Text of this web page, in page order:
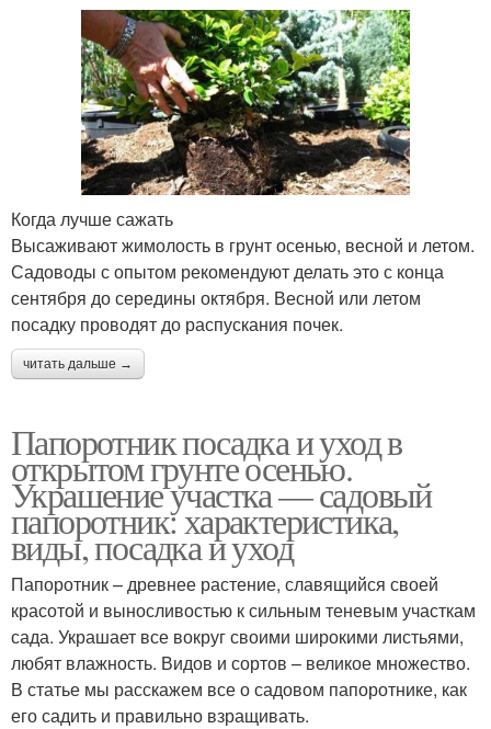
Когда лучше сажать
Высаживают жимолость в грунт осенью, весной и летом.
Садоводы с опытом рекомендуют делать это с конца
сентября до середины октября. Весной или летом
посадку проводят до распускания почек.
читать дальше →
Папоротник посадка и уход в
открытом грунте осенью.
Украшение участка — садовый
папоротник: характеристика,
виды, посадка и уход
Папоротник – древнее растение, славящийся своей
красотой и выносливостью к сильным теневым участкам
сада. Украшает все вокруг своими широкими листьями,
любят влажность. Видов и сортов – великое множество.
В статье мы расскажем все о садовом папоротнике, как
его садить и правильно взращивать.